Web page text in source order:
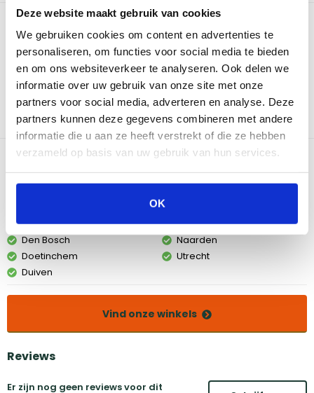
Deze website maakt gebruik van cookies
We gebruiken cookies om content en advertenties te
personaliseren, om functies voor social media te bieden
en om ons websiteverkeer te analyseren. Ook delen we
informatie over uw gebruik van onze site met onze
partners voor social media, adverteren en analyse. Deze
partners kunnen deze gegevens combineren met andere
informatie die u aan ze heeft verstrekt of die ze hebben
verzameld op basis van uw gebruik van hun services.
OK
Productomschrijving
Deze briketten hebben een speciale vorm en grootte die ervoor
zorgen dat ze sneller aan te steken zijn. Maar dat is niet alles, de
speciale grootte zorgt ook voor een perfecte hitteverdeling. Dit
betekent dat je gerechten gelijkmatig garen, wat resulteert in een
heerlijke smaak. Of je nu low&slow wilt koken of gerechten wilt
bereiden die hoge warmte nodig hebben, Weber briketten zijn
de ideale keuze.
Bekijk dit product in onze winkels
Breda
Den Bosch
Doetinchem
Duiven
Groningen
Naarden
Utrecht
Vind onze winkels
Reviews
Er zijn nog geen reviews voor dit